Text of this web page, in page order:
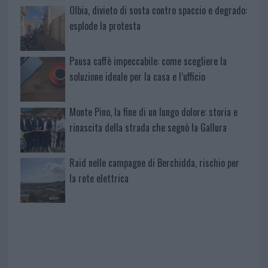
Olbia, divieto di sosta contro spaccio e degrado:
esplode la protesta
Pausa caffè impeccabile: come scegliere la
soluzione ideale per la casa e l’ufficio
Monte Pino, la fine di un lungo dolore: storia e
rinascita della strada che segnò la Gallura
Raid nelle campagne di Berchidda, rischio per
la rete elettrica